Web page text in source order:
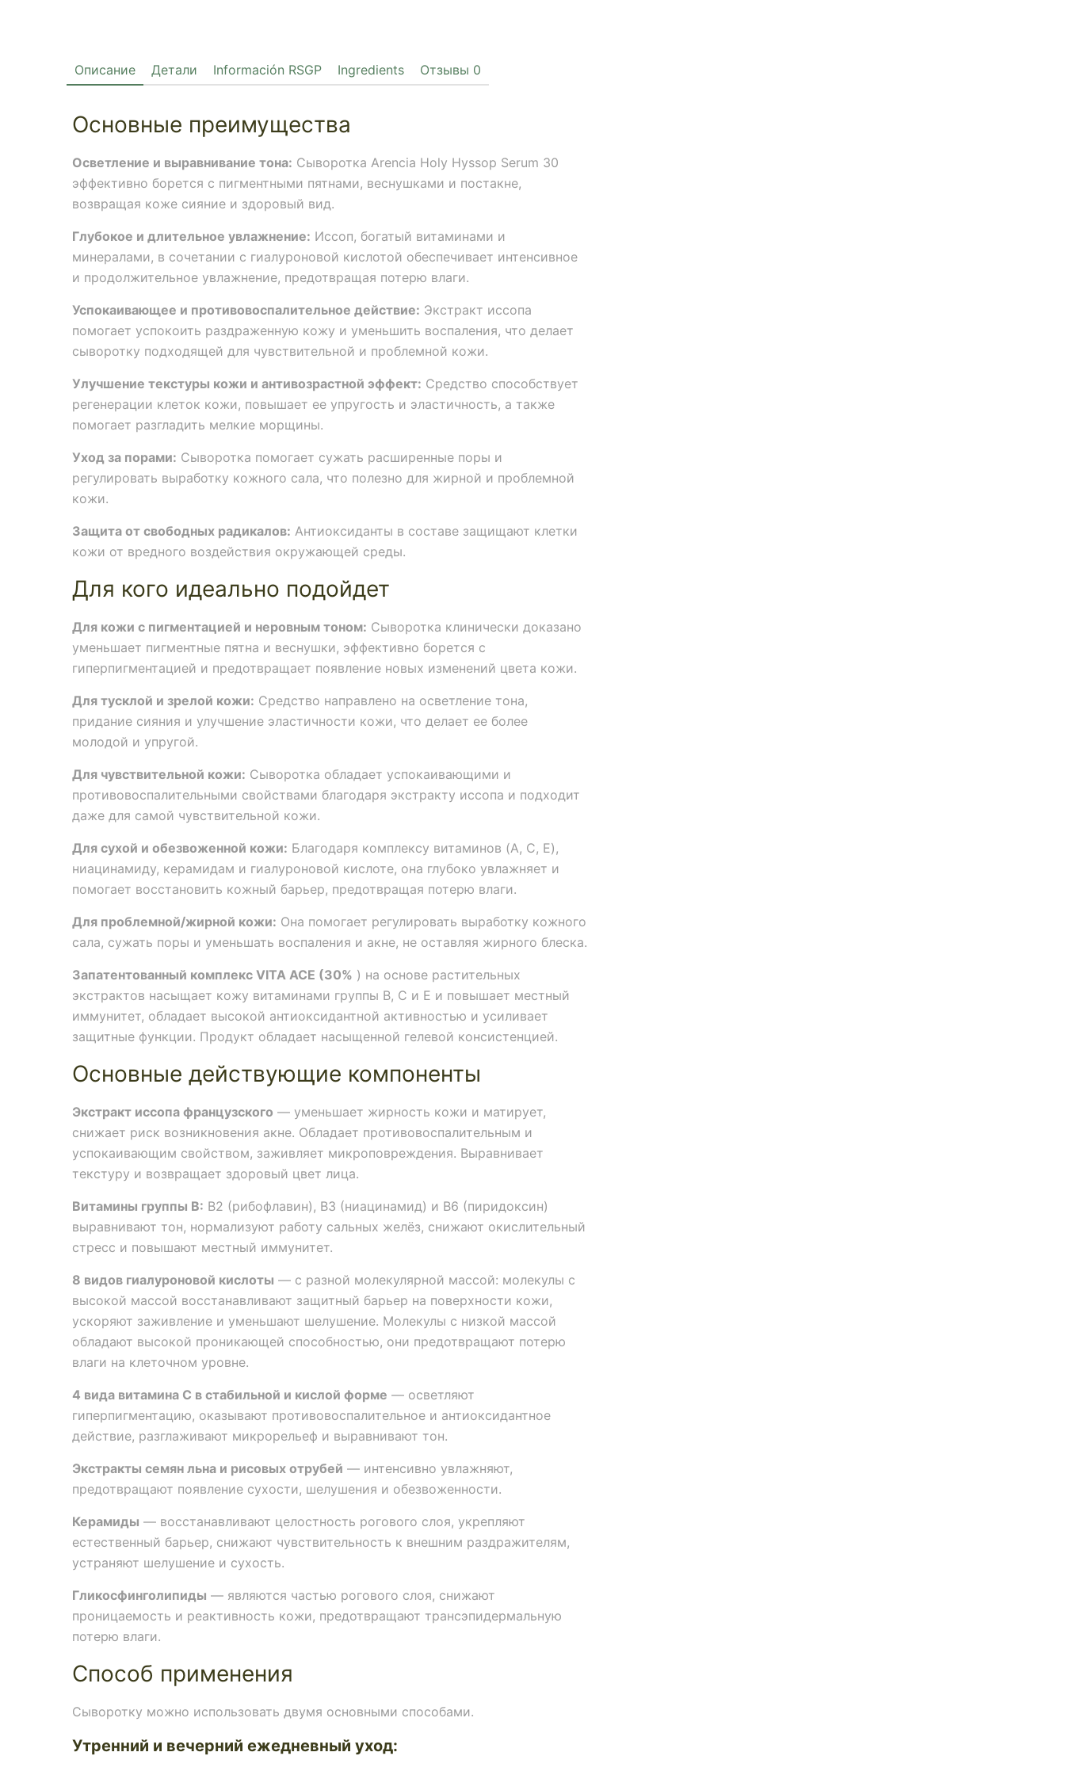
Описание Детали Información RSGP Ingredients Отзывы 0
Основные преимущества
Осветление и выравнивание тона: Сыворотка Arencia Holy Hyssop Serum 30
эффективно борется с пигментными пятнами, веснушками и постакне,
возвращая коже сияние и здоровый вид.
Глубокое и длительное увлажнение: Иссоп, богатый витаминами и
минералами, в сочетании с гиалуроновой кислотой обеспечивает интенсивное
и продолжительное увлажнение, предотвращая потерю влаги.
Успокаивающее и противовоспалительное действие: Экстракт иссопа
помогает успокоить раздраженную кожу и уменьшить воспаления, что делает
сыворотку подходящей для чувствительной и проблемной кожи.
Улучшение текстуры кожи и антивозрастной эффект: Средство способствует
регенерации клеток кожи, повышает ее упругость и эластичность, а также
помогает разгладить мелкие морщины.
Уход за порами: Сыворотка помогает сужать расширенные поры и
регулировать выработку кожного сала, что полезно для жирной и проблемной
кожи.
Защита от свободных радикалов: Антиоксиданты в составе защищают клетки
кожи от вредного воздействия окружающей среды.
Для кого идеально подойдет
Для кожи с пигментацией и неровным тоном: Сыворотка клинически доказано
уменьшает пигментные пятна и веснушки, эффективно борется с
гиперпигментацией и предотвращает появление новых изменений цвета кожи.
Для тусклой и зрелой кожи: Средство направлено на осветление тона,
придание сияния и улучшение эластичности кожи, что делает ее более
молодой и упругой.
Для чувствительной кожи: Сыворотка обладает успокаивающими и
противовоспалительными свойствами благодаря экстракту иссопа и подходит
даже для самой чувствительной кожи.
Для сухой и обезвоженной кожи: Благодаря комплексу витаминов (A, C, E),
ниацинамиду, керамидам и гиалуроновой кислоте, она глубоко увлажняет и
помогает восстановить кожный барьер, предотвращая потерю влаги.
Для проблемной/жирной кожи: Она помогает регулировать выработку кожного
сала, сужать поры и уменьшать воспаления и акне, не оставляя жирного блеска.
Запатентованный комплекс VITA ACE (30% ) на основе растительных
экстрактов насыщает кожу витаминами группы B, С и Е и повышает местный
иммунитет, обладает высокой антиоксидантной активностью и усиливает
защитные функции. Продукт обладает насыщенной гелевой консистенцией.
Основные действующие компоненты
Экстракт иссопа французского — уменьшает жирность кожи и матирует,
снижает риск возникновения акне. Обладает противовоспалительным и
успокаивающим свойством, заживляет микроповреждения. Выравнивает
текстуру и возвращает здоровый цвет лица.
Витамины группы B: B2 (рибофлавин), B3 (ниацинамид) и B6 (пиридоксин)
выравнивают тон, нормализуют работу сальных желёз, снижают окислительный
стресс и повышают местный иммунитет.
8 видов гиалуроновой кислоты — с разной молекулярной массой: молекулы с
высокой массой восстанавливают защитный барьер на поверхности кожи,
ускоряют заживление и уменьшают шелушение. Молекулы с низкой массой
обладают высокой проникающей способностью, они предотвращают потерю
влаги на клеточном уровне.
4 вида витамина С в стабильной и кислой форме — осветляют
гиперпигментацию, оказывают противовоспалительное и антиоксидантное
действие, разглаживают микрорельеф и выравнивают тон.
Экстракты семян льна и рисовых отрубей — интенсивно увлажняют,
предотвращают появление сухости, шелушения и обезвоженности.
Керамиды — восстанавливают целостность рогового слоя, укрепляют
естественный барьер, снижают чувствительность к внешним раздражителям,
устраняют шелушение и сухость.
Гликосфинголипиды — являются частью рогового слоя, снижают
проницаемость и реактивность кожи, предотвращают трансэпидермальную
потерю влаги.
Способ применения
Сыворотку можно использовать двумя основными способами.
Утренний и вечерний ежедневный уход: